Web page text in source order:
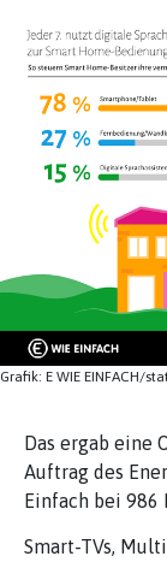
Grafik: E WIE EINFACH/
Das ergab eine
Auftrag des
Einfach bei 986
Smart-TVs,